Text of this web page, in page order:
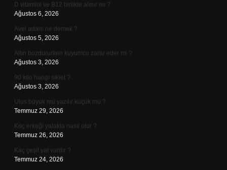
D vitamini ve B12 birlikte alınır mı ?
Ağustos 6, 2026
Avel adam ne demek ?
Ağustos 5, 2026
Altın bozdururken kuyumcu zarar eder mi ?
Ağustos 3, 2026
90 kilo hangi sıklet ?
Ağustos 3, 2026
Ulus büyük mü yazılır küçük mü ?
Temmuz 29, 2026
Koç erkeği yatakta nasıl olur ?
Temmuz 26, 2026
Kaç çeşit yat vardır ?
Temmuz 24, 2026